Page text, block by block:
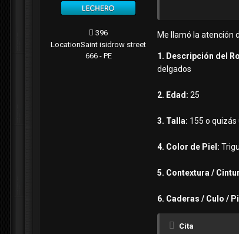
396
LocationSaint isidrow street
666 - PE
Me llamó la atención
1. Descripción del
delgados
2. Edad: 25
3. Talla: 155 o quizás
4. Color de Piel:
5. Contextura /
6. Caderas / Culo /
Cita